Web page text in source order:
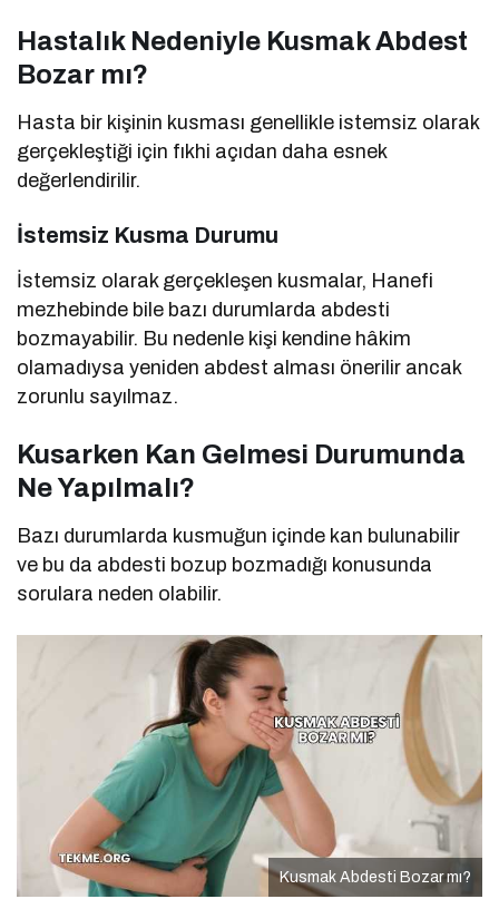
Hastalık Nedeniyle Kusmak Abdest
Bozar mı?
Hasta bir kişinin kusması genellikle istemsiz olarak
gerçekleştiği için fıkhi açıdan daha esnek
değerlendirilir.
İstemsiz Kusma Durumu
İstemsiz olarak gerçekleşen kusmalar, Hanefi
mezhebinde bile bazı durumlarda abdesti
bozmayabilir. Bu nedenle kişi kendine hâkim
olamadıysa yeniden abdest alması önerilir ancak
zorunlu sayılmaz.
Kusarken Kan Gelmesi Durumunda
Ne Yapılmalı?
Bazı durumlarda kusmuğun içinde kan bulunabilir
ve bu da abdesti bozup bozmadığı konusunda
sorulara neden olabilir.
Kusmak Abdesti Bozar mı?